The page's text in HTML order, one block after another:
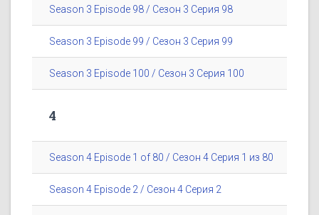
Season 3 Episode 98 / Сезон 3 Серия 98
Season 3 Episode 99 / Сезон 3 Серия 99
Season 3 Episode 100 / Сезон 3 Серия 100
4
Season 4 Episode 1 of 80 / Сезон 4 Серия 1 из 80
Season 4 Episode 2 / Сезон 4 Серия 2